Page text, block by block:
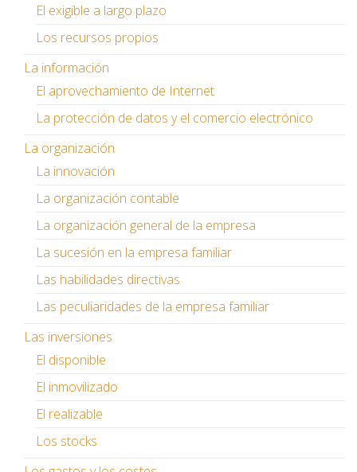
El exigible a largo plazo
Los recursos propios
La información
El aprovechamiento de Internet
La protección de datos y el comercio electrónico
La organización
La innovación
La organización contable
La organización general de la empresa
La sucesión en la empresa familiar
Las habilidades directivas
Las peculiaridades de la empresa familiar
Las inversiones
El disponible
El inmovilizado
El realizable
Los stocks